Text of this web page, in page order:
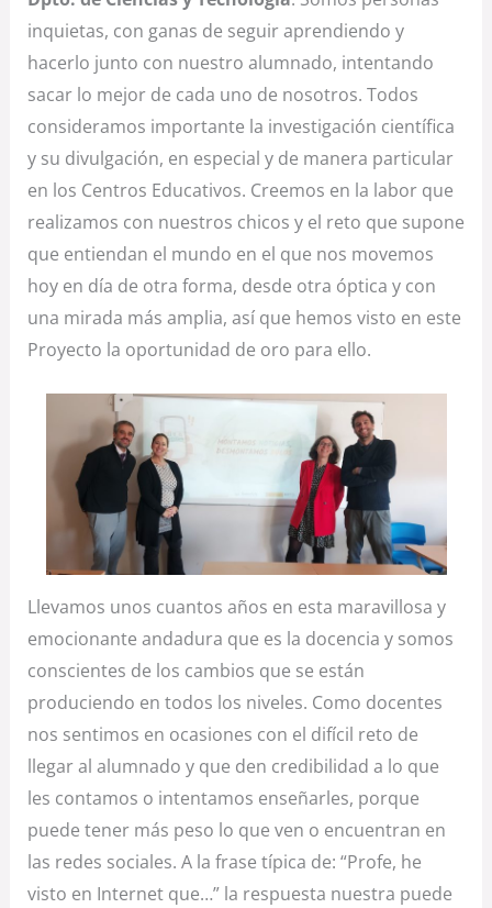
inquietas, con ganas de seguir aprendiendo y
hacerlo junto con nuestro alumnado, intentando
sacar lo mejor de cada uno de nosotros. Todos
consideramos importante la investigación científica
y su divulgación, en especial y de manera particular
en los Centros Educativos. Creemos en la labor que
realizamos con nuestros chicos y el reto que supone
que entiendan el mundo en el que nos movemos
hoy en día de otra forma, desde otra óptica y con
una mirada más amplia, así que hemos visto en este
Proyecto la oportunidad de oro para ello.
Llevamos unos cuantos años en esta maravillosa y
emocionante andadura que es la docencia y somos
conscientes de los cambios que se están
produciendo en todos los niveles. Como docentes
nos sentimos en ocasiones con el difícil reto de
llegar al alumnado y que den credibilidad a lo que
les contamos o intentamos enseñarles, porque
puede tener más peso lo que ven o encuentran en
las redes sociales. A la frase típica de: “Profe, he
visto en Internet que…” la respuesta nuestra puede